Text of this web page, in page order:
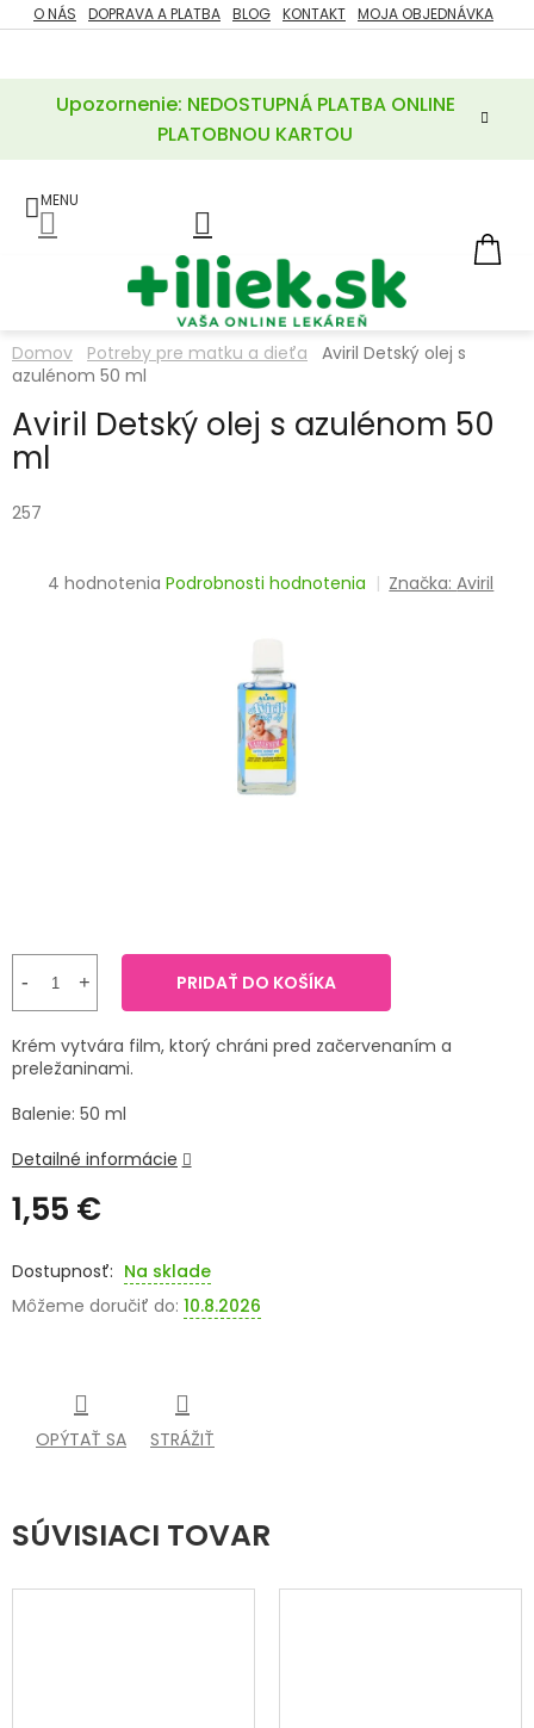
Prejsť
na
Upozornenie: NEDOSTUPNÁ PLATBA ONLINE
PLATOBNOU KARTOU
O NÁS DOPRAVA A PLATBA BLOG KONTAKT MOJA OBJEDNÁVKA
ZĽAVY
POTREBY
A
LIEKY
VITAMÍNY
MINERÁLY
PRÍRODNÉ
LIEKY
VETERINA
SENIORI
ZNAČKY
Prihlásenie
Domov Potreby pre matku a dieťa
Aviril Detský olej s
azulénom 50 ml
Aviril Detský olej s azulénom 50
ml
257
Priemerné
4 hodnotenia Podrobnosti hodnotenia Značka:Aviril
1,55 €
cena:
Na sklade
Môžeme doručiť do: 10.8.2026
PRIDAŤ DO KOŠÍKA
Krém vytvára film, ktorý chráni pred začervenaním a
preležaninami.
Balenie: 50 ml
Detailné informácie
OPÝTAŤ SA STRÁŽIŤ
SÚVISIACI TOVAR